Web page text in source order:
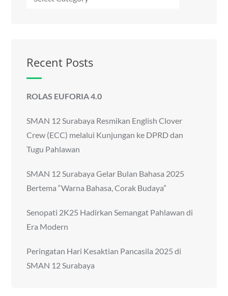
Recent Posts
ROLAS EUFORIA 4.0
SMAN 12 Surabaya Resmikan English Clover
Crew (ECC) melalui Kunjungan ke DPRD dan
Tugu Pahlawan
SMAN 12 Surabaya Gelar Bulan Bahasa 2025
Bertema “Warna Bahasa, Corak Budaya”
Senopati 2K25 Hadirkan Semangat Pahlawan di
Era Modern
Peringatan Hari Kesaktian Pancasila 2025 di
SMAN 12 Surabaya